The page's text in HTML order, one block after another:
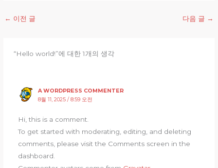
← 이전 글 다음 글 →
“Hello world!”에 대한 1개의 생각
A WORDPRESS COMMENTER
8월 11, 2025 / 8:59 오전
Hi, this is a comment.
To get started with moderating, editing, and deleting
comments, please visit the Comments screen in the
dashboard.